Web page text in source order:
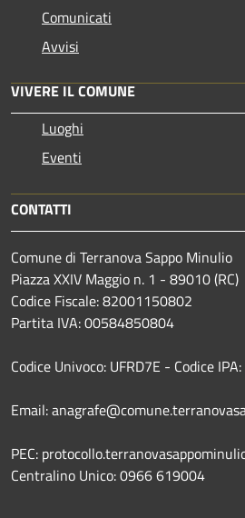
Comunicati
Avvisi
VIVERE IL COMUNE
Luoghi
Eventi
CONTATTI
Comune di Terranova Sappo Minulio
Piazza XXIV Maggio n. 1 - 89010 (RC)
Codice Fiscale: 82001150802
Partita IVA: 00584850804
Codice Univoco: UFRD7E - Codice
Email:
PEC:
Centralino Unico: 0966 619004